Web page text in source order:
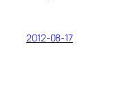
2012-08-17